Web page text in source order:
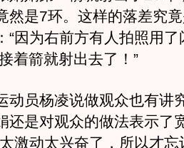
然是7环。这样的落差究
“因为右前方有人拍照用
着箭就射出去了！”
员杨凌说做观众也有讲
还是对观众的做法表示了
激动太兴奋了，所以才忘